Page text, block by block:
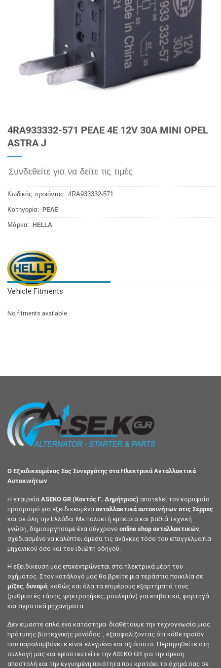
4RA933332-571 ΡΕΛΕ 4E 12V 30A MINI OPEL
ASTRA J
Συνδεθείτε για να δείτε τις τιμές
Κωδικός προϊόντος: 4RA933332-571
Κατηγορία: ΡΕΛΕ
Μάρκα: HELLA
Vehicle Fitments
No fitments available.
Ο Εξειδικευμένος Σας Συνεργάτης στα Ηλεκτρικά Ανταλλακτικά
Αυτοκινήτων
Η εταιρεία ASEKO GR (Κοντός Γ. Δημήτριος) αποτελεί τον κορυφαίο
προορισμό για εξειδικευμένα ανταλλακτικά αυτοκινήτων στις Σέρρες
και σε όλη την Ελλάδα. Με πολυετή εμπειρία και βαθιά τεχνική
γνώση, δημιουργήσαμε ένα σύγχρονο online shop ανταλλακτικών
σχεδιασμένο να καλύπτει άμεσα τις ανάγκες τόσο του επαγγελματία
μηχανικού όσο και του ιδιώτη οδηγού.
Η εξειδίκευσή μας επικεντρώνεται στα ηλεκτρικά μέρη του
οχήματος. Στον κατάλογό μας θα βρείτε μια τεράστια ποικιλία σε
μίζες, δυναμό, καθώς και όλα τα επιμέρους εξαρτήματά τους
(ρυθμιστές τάσης, ψήκτροηήκες, ρουλεμάν) για επιβατικά, φορτηγά
και αγροτικά μηχανήματα.
Δεν είμαστε απλά ένα κατάστημα· διαθέτουμε την τεχνογνωσία μιας
πρότυπης βιοτεχνικής μονάδας , εξασφαλίζοντας ότι κάθε προϊόν
που παραλαμβάνετε είναι ελεγμένο και αξιόπιστο. Περιηγηθείτε στη
συλλογή μας και εμπιστευτείτε την ASEKO GR για την άμεση
αποστολή και την εγγυημένη ποιότητα που κρατάει το όχημά σας σε